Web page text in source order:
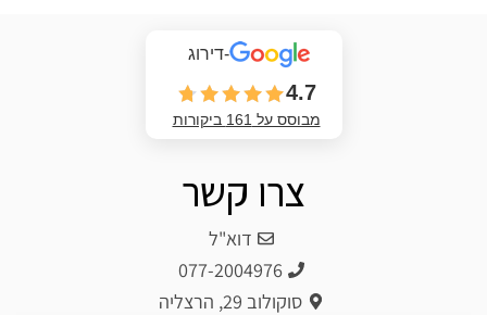
צרו קשר
דוא"ל
077-2004976
סוקולוב 29, הרצליה
-דירוג
4.7
מבוסס על 161 ביקורות